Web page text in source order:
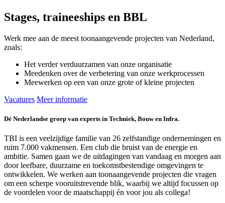
Stages, traineeships en BBL
Werk mee aan de meest toonaangevende projecten van Nederland,
zoals:
Het verder verduurzamen van onze organisatie
Meedenken over de verbetering van onze werkprocessen
Meewerken op een van onze grote of kleine projecten
Vacatures Meer informatie
Dé Nederlandse groep van experts in Techniek, Bouw en Infra.
TBI is een veelzijdige familie van 26 zelfstandige ondernemingen en
ruim 7.000 vakmensen. Een club die bruist van de energie en
ambitie. Samen gaan we de uitdagingen van vandaag en morgen aan
door leefbare, duurzame en toekomstbestendige omgevingen te
ontwikkelen. We werken aan toonaangevende projecten die vragen
om een scherpe vooruitstrevende blik, waarbij we altijd focussen op
de voordelen voor de maatschappij én voor jou als collega!